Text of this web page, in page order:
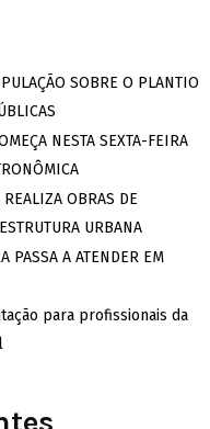
SOBRE O PLANTIO
NESTA SEXTA-FEIRA
OBRAS DE
URBANA
PASSA A ATENDER EM
para profissionais da